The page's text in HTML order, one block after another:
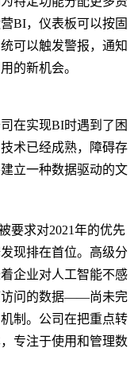
BI，仪表板可以按固
可以触发警报，通知
的新机会。
在实现BI时遇到了困
术已经成熟，障碍存
立一种数据驱动的文
要求对2021年的优先
现排在首位。高级分
企业对人工智能不感
问的数据——尚未完
制。公司在把重点转
专注于使用和管理数